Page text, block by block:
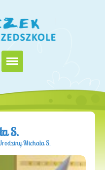
S.
Michała S.